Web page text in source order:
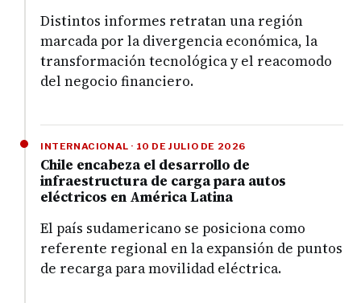
Distintos informes retratan una región
marcada por la divergencia económica, la
transformación tecnológica y el reacomodo
del negocio financiero.
INTERNACIONAL · 10 DE JULIO DE 2026
Chile encabeza el desarrollo de
infraestructura de carga para autos
eléctricos en América Latina
El país sudamericano se posiciona como
referente regional en la expansión de puntos
de recarga para movilidad eléctrica.